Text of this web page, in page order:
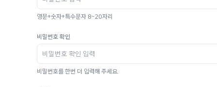
영문+숫자+특수문자 8~20자리
비밀번호 확인
비밀번호를 한번 더 입력해 주세요.